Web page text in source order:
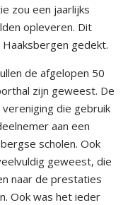
zou een jaarlijks
opleveren. Dit
gedekt.
de afgelopen 50
zijn geweest. De
die gebruik
aan een
scholen. Ook
geweest, die
naar de prestaties
Ook was het ieder